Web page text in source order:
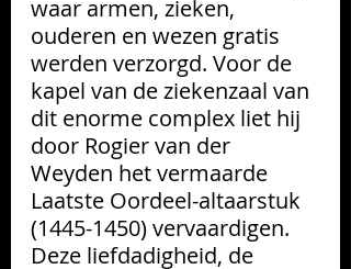
waar armen, zieken,
ouderen en wezen gratis
werden verzorgd. Voor de
kapel van de ziekenzaal van
dit enorme complex liet hij
door Rogier van der
Weyden het vermaarde
Laatste Oordeel-altaarstuk
(1445-1450) vervaardigen.
Deze liefdadigheid, de